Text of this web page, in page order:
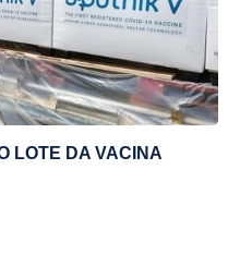
LOTE DA VACINA